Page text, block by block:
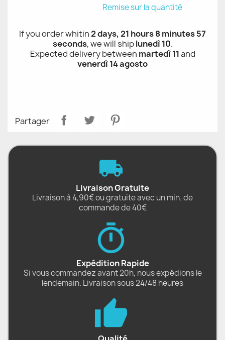
Remise sur la quantité
If you order whitin2 days, 21 hours 8 minutes 56
seconds, we will shiplunedì 10.
Expected delivery between martedì 11and
venerdì 14 agosto
Partager
Livraison Gratuite
Livraison à 4,90€ ou gratuite avec un min. de
commande de 40€
Expédition Rapide
Si vous commandez avant 20h, nous expédions le
lendemain. Livraison sous 24/48 heures